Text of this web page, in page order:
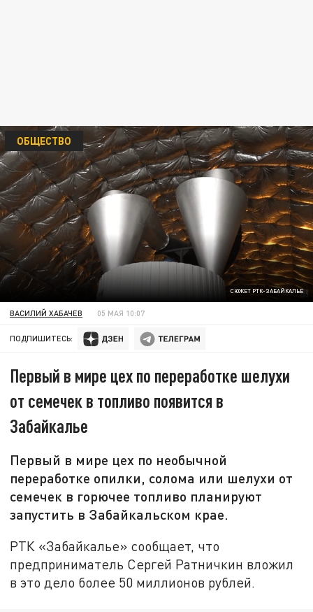
СЮЖЕТ РТК-ЗАБАЙКАЛЬЕ
ОБЩЕСТВО
ВАСИЛИЙ ХАБАЧЕВ 05 МАЯ 10:07
ПОДПИШИТЕСЬ:
Первый в мире цех по переработке шелухи
от семечек в топливо появится в
Забайкалье
Первый в мире цех по необычной
переработке опилки, солома или шелухи от
семечек в горючее топливо планируют
запустить в Забайкальском крае.
РТК «Забайкалье» сообщает, что
предприниматель Сергей Ратничкин вложил
в это дело более 50 миллионов рублей.